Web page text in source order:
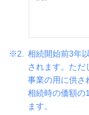
相続開始前3年
されます。た
事業の用に供さ
相続時の価額の
ます。